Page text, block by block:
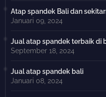
Atap spandek Bali dan
Januari 09, 2024
Jual atap spandek terbaik di
September 18, 2024
Jual atap spandek bali
Januari 08, 2024